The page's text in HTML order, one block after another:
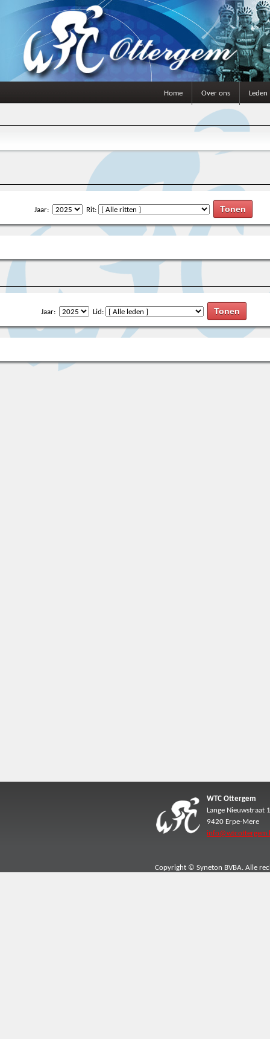
Home Over ons Leden
Jaar: Rit:
Jaar: Lid:
WTC Ottergem
Lange Nieuwstraat
9420 Erpe-Mere
Copyright © Syneton BVBA. Alle